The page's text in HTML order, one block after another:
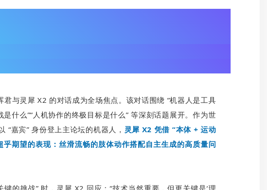
与灵犀 X2 的对话成为全场焦点。该对话围绕 “机器人是工具
是什么”“人机协作的终极目标是什么” 等深刻话题展开。作为世
“嘉宾” 身份登上主论坛的机器人， 灵犀 X2 凭借 “本体 + 运动
期望的表现：丝滑流畅的肢体动作搭配自主生成的高质量问
的挑战” 时，灵犀 X2 回应：“技术当然重要，但更关键是‘理